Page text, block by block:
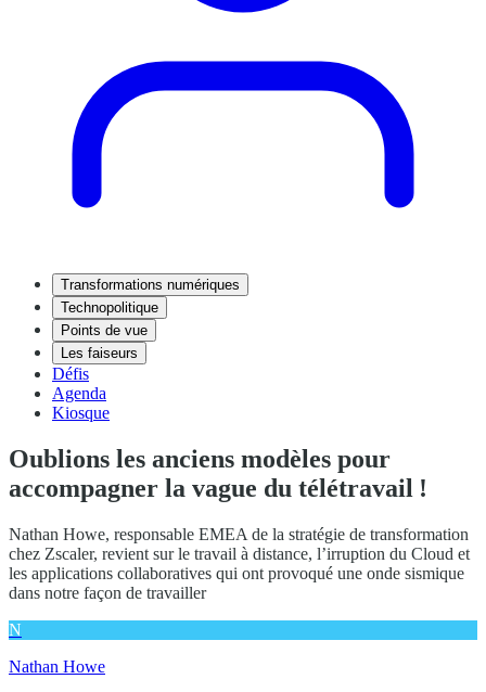
Transformations numériques
Technopolitique
Points de vue
Les faiseurs
Défis
Agenda
Kiosque
Oublions les anciens modèles pour
accompagner la vague du télétravail !
Nathan Howe, responsable EMEA de la stratégie de transformation
chez Zscaler, revient sur le travail à distance, l’irruption du Cloud et
les applications collaboratives qui ont provoqué une onde sismique
dans notre façon de travailler
N
Nathan Howe